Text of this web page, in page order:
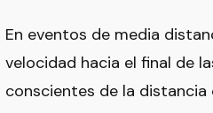
En eventos de media
velocidad hacia el final de
conscientes de la